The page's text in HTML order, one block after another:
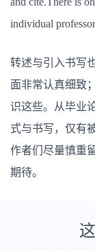
individual
转述与引入书写
面非常认真细致
识这些。从毕业
式与书写，仅有
作者们尽量慎重
期待。